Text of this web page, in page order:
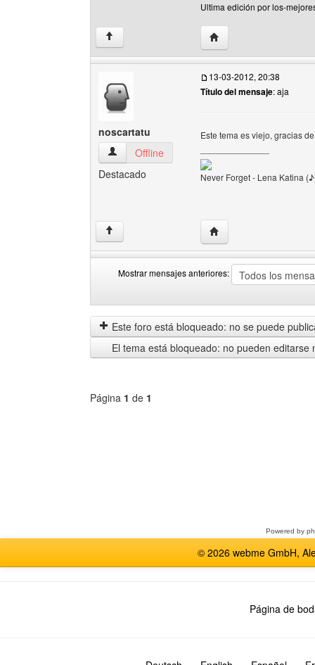
Ultima edición por los-
↑ Visitar sitio web del
noscartatu
noscartatu Ver perfil del usuario
Offline
Destacado
13-03-2012, 20:38
Título del mensaje: aja
Este tema es viejo, gracias
Never Forget - Lena Katina
↑ Visitar sitio web del
Mostrar mensajes anteriores:
mensajes
anteriores
by
Este foro está bloqueado: no se puede
El tema está bloqueado: no pueden editarse
Página 1 de 1
Powered by
© 2026 webme GmbH,
Página de